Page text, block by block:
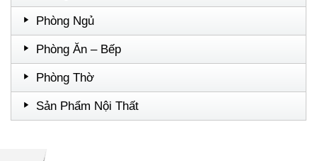
Phòng Ngủ
Phòng Ăn – Bếp
Phòng Thờ
Sản Phẩm Nội Thất